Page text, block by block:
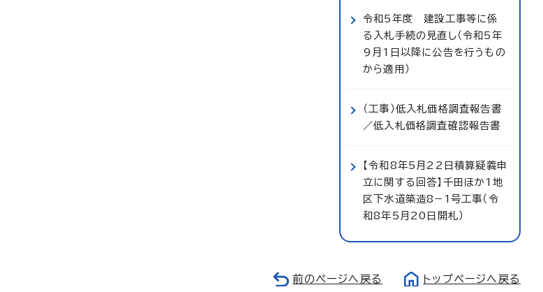
令和5年度 建設工事等に係
る入札手続の見直し（令和5年
9月1日以降に公告を行うもの
から適用）
（工事）低入札価格調査報告書
／低入札価格調査確認報告書
【令和8年5月22日積算疑義申
立に関する回答】千田ほか1地
区下水道築造8−1号工事（令
和8年5月20日開札）
前のページへ戻る トップページへ戻る